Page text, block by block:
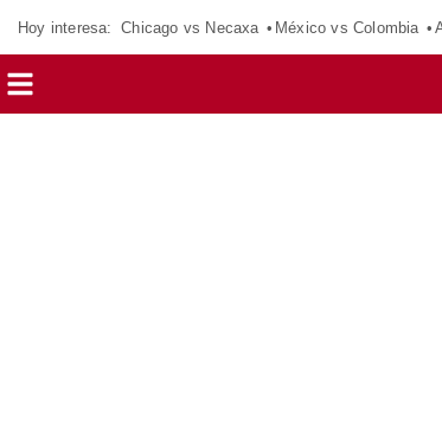
Hoy interesa: Chicago vs Necaxa México vs Colombia